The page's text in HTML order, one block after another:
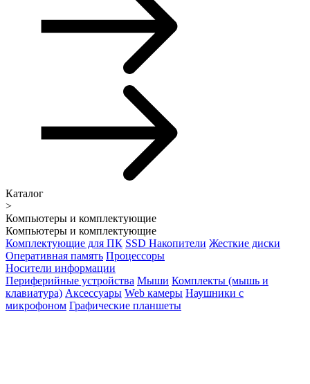
Каталог
>
Компьютеры и комплектующие
Компьютеры и комплектующие
Комплектующие для ПК SSD Накопители Жесткие диски
Оперативная память Процессоры
Носители информации
Периферийные устройства Мыши Комплекты (мышь и
клавиатура) Аксессуары Web камеры Наушники с
микрофоном Графические планшеты